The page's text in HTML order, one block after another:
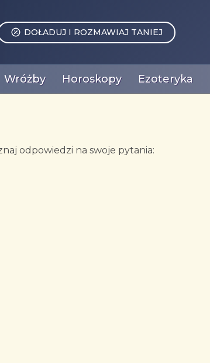
DOŁADUJ I ROZMAWIAJ TANIEJ
Wróżby Horoskopy Ezoteryka
odpowiedzi na swoje pytania: